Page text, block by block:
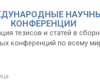
КОНФЕРЕНЦИИ
тезисов и статей в
конференций по всему